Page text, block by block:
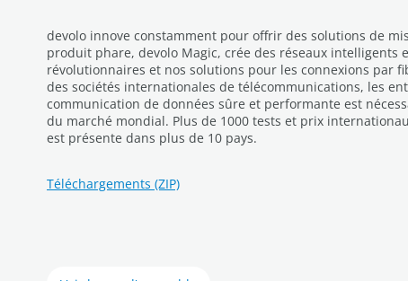
devolo innove constamment pour offrir des solutions de
produit phare, devolo Magic, crée des réseaux intelligents
révolutionnaires et nos solutions pour les connexions par
des sociétés internationales de télécommunications, les
communication de données sûre et performante est
du marché mondial. Plus de 1000 tests et prix
est présente dans plus de 10 pays.
Téléchargements (ZIP)